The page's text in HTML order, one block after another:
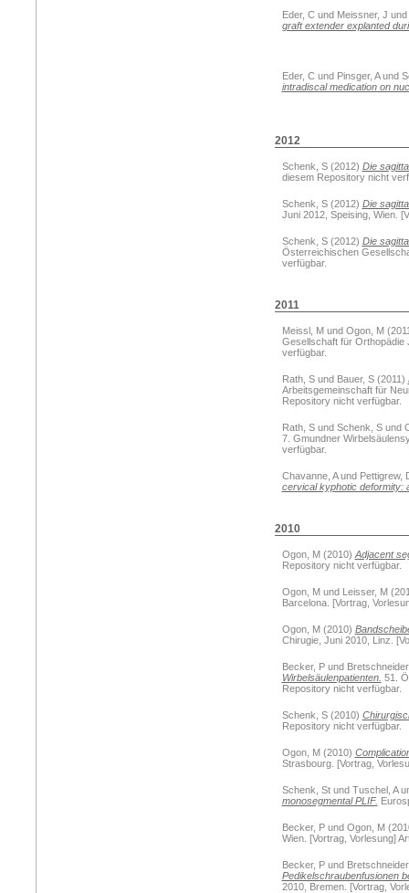
Eder, Cund Meissner, J und
graft extender explanted
Eder, Cund Pinsger, Aund
intradiscal medication on
2012
Schenk, S(2012) Die
diesem Repository nicht
Schenk, S(2012) Die
Juni 2012, Speising, Wien.
Schenk, S(2012) Die
Österreichischen
verfügbar.
2011
Meissl, Mund Ogon, M
Gesellschaft für Orthopädie
verfügbar.
Rath, Sund Bauer, S(2011)
Arbeitsgemeinschaft für
Repository nicht verfügbar.
Rath, Sund Schenk, Sund
7. Gmundner
verfügbar.
Chavanne, Aund Pettigrew,
cervical kyphotic deformity:
2010
Ogon, M(2010) Adjacent
Repository nicht verfügbar.
Ogon, Mund Leisser, M
Barcelona. [Vortrag,
Ogon, M(2010)
Chirugie, Juni 2010, Linz.
Becker, Pund
Wirbelsäulenpatienten. 51.
Repository nicht verfügbar.
Schenk, S(2010)
Repository nicht verfügbar.
Ogon, M(2010)
Strasbourg. [Vortrag,
Schenk, Stund Tuschel, A
monosegmental PLIF.
Becker, Pund Ogon, M
Wien. [Vortrag, Vorlesung]
Becker, Pund
Pedikelschraubenfusionen
2010, Bremen. [Vortrag,